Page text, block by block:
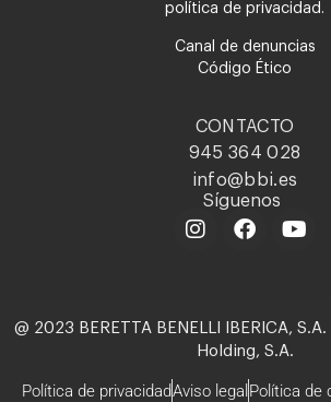
política de privacidad.
Canal de denuncias
Código Ético
CONTACTO
945 364 028
info@bbi.es
Síguenos
@ 2023 BERETTA BENELLI IBERICA,
Holding, S.A.
Política de privacidadAviso legal Política de